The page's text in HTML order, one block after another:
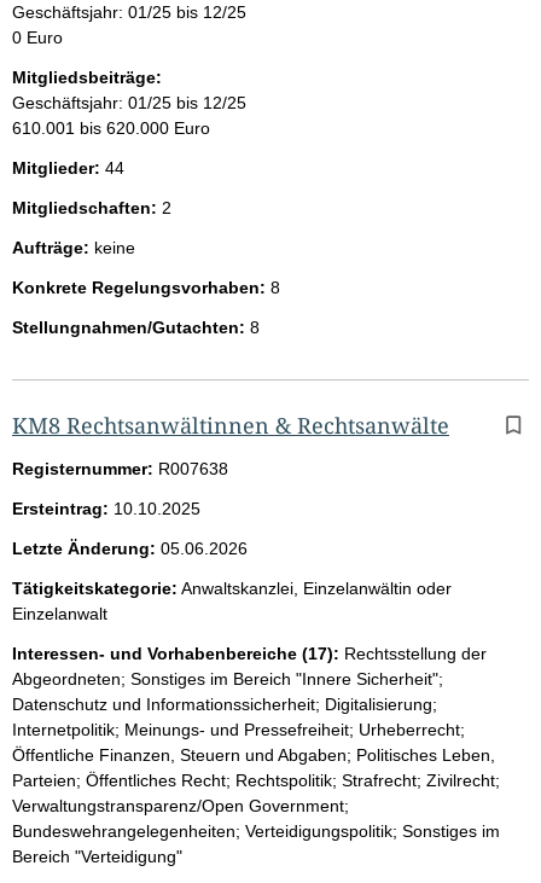
Geschäftsjahr: 01/25 bis 12/25
0 Euro
Mitgliedsbeiträge:
Geschäftsjahr: 01/25 bis 12/25
610.001 bis 620.000 Euro
Mitglieder: 44
Mitgliedschaften: 2
Aufträge: keine
Konkrete Regelungsvorhaben: 8
Stellungnahmen/Gutachten: 8
KM8 Rechtsanwältinnen & Rechtsanwälte
Registernummer: R007638
Ersteintrag: 10.10.2025
Letzte Änderung: 05.06.2026
Tätigkeitskategorie: Anwaltskanzlei, Einzelanwältin oder
Einzelanwalt
Interessen- und Vorhabenbereiche (17): Rechtsstellung der
Abgeordneten; Sonstiges im Bereich "Innere Sicherheit";
Datenschutz und Informationssicherheit; Digitalisierung;
Internetpolitik; Meinungs- und Pressefreiheit; Urheberrecht;
Öffentliche Finanzen, Steuern und Abgaben; Politisches Leben,
Parteien; Öffentliches Recht; Rechtspolitik; Strafrecht; Zivilrecht;
Verwaltungstransparenz/Open Government;
Bundeswehrangelegenheiten; Verteidigungspolitik; Sonstiges im
Bereich "Verteidigung"